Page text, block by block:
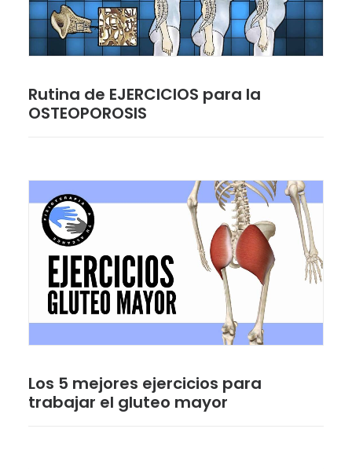
Rutina de EJERCICIOS para la
OSTEOPOROSIS
Los 5 mejores ejercicios para
trabajar el gluteo mayor